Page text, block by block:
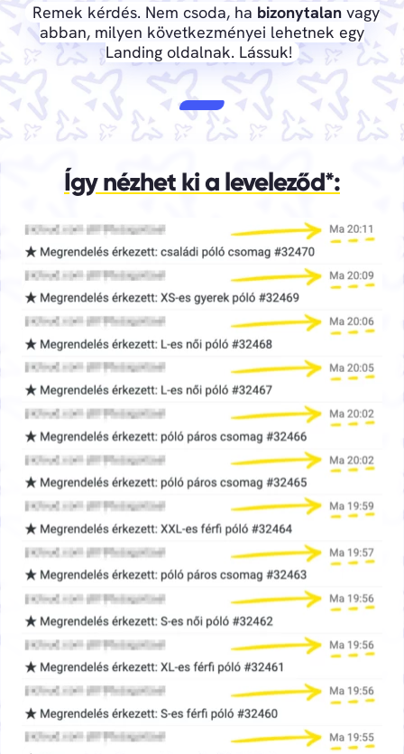
Remek kérdés. Nem csoda, ha bizonytalanvagy
abban, milyen következményei lehetnek egy
Landing oldalnak. Lássuk!
Így nézhet ki a leveleződ*: